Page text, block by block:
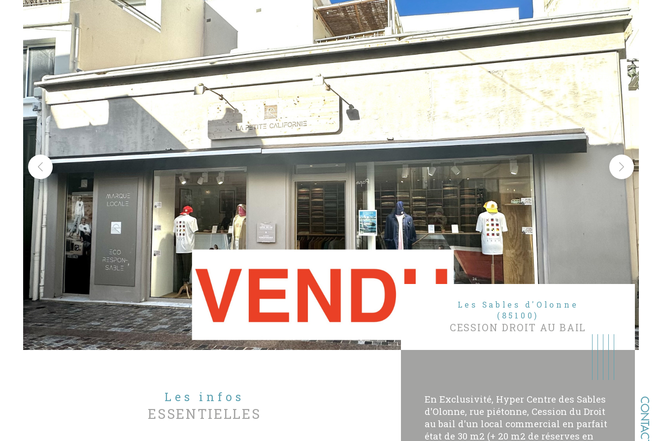
CONTACT
Les Sables d'Olonne
(85100)
CESSION DROIT AU BAIL
Les infos
ESSENTIELLES
En Exclusivité, Hyper Centre des Sables
d'Olonne, rue piétonne, Cession du Droit
au bail d'un local commercial en parfait
état de 30 m2 (+ 20 m2 de réserves en